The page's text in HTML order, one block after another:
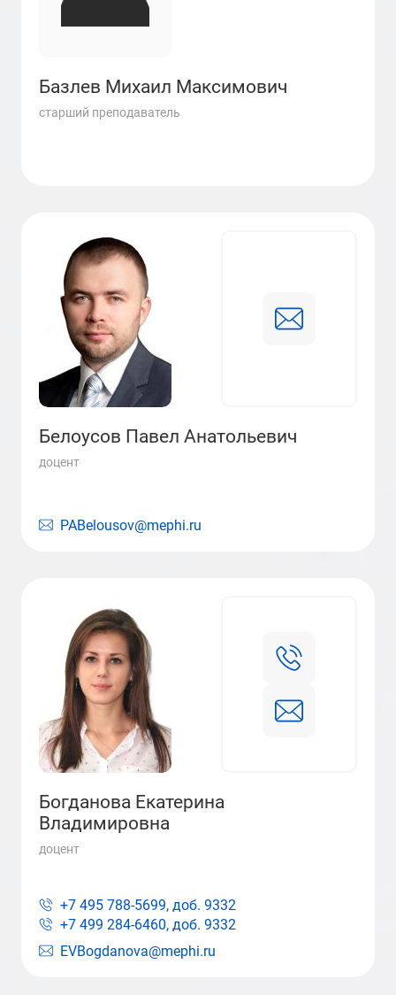
Базлев Михаил Максимович
старший преподаватель
Белоусов Павел Анатольевич
доцент
PABelousov@mephi.ru
Богданова Екатерина
Владимировна
доцент
EVBogdanova@mephi.ru
+7 495 788-5699, доб. 9332
+7 499 284-6460, доб. 9332